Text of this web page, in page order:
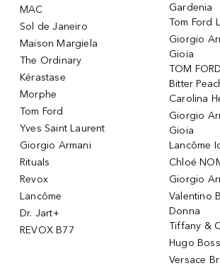
MAC
Sol de Janeiro
Maison Margiela
The Ordinary
Kérastase
Morphe
Tom Ford
Yves Saint Laurent
Giorgio Armani
Rituals
Revox
Lancôme
Dr. Jart+
REVOX B77
Gardenia
Tom Ford
Giorgio
Gioia
TOM
Bitter
Carolina
Giorgio
Gioia
Lancôme
Chloé
Giorgio
Valentino
Donna
Tiffany &
Hugo
Versace